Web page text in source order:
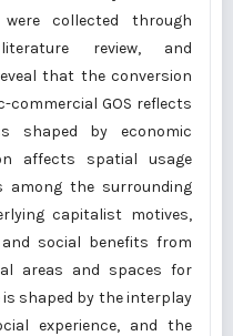
collected through
review, and
that the conversion
GOS reflects
shaped by economic
affects spatial usage
the surrounding
capitalist motives,
social benefits from
areas and spaces for
shaped by the interplay
experience, and the